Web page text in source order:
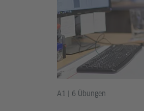
A1 | 6 Übungen